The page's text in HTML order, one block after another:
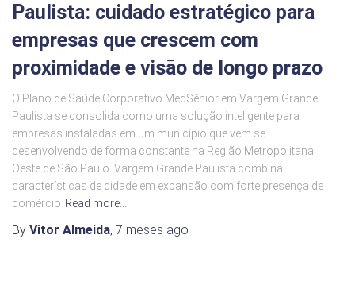
Paulista: cuidado estratégico para
empresas que crescem com
proximidade e visão de longo prazo
O Plano de Saúde Corporativo MedSênior em Vargem Grande
Paulista se consolida como uma solução inteligente para
empresas instaladas em um município que vem se
desenvolvendo de forma constante na Região Metropolitana
Oeste de São Paulo. Vargem Grande Paulista combina
características de cidade em expansão com forte presença de
comércio Read more…
By Vitor Almeida, 7 meses ago